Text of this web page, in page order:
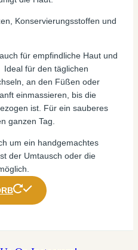
Konservierungsstoffen und
für empfindliche Haut und
für den täglichen
an den Füßen oder
einmassieren, bis die
ist. Für ein sauberes
ganzen Tag.
um ein handgemachtes
der Umtausch oder die